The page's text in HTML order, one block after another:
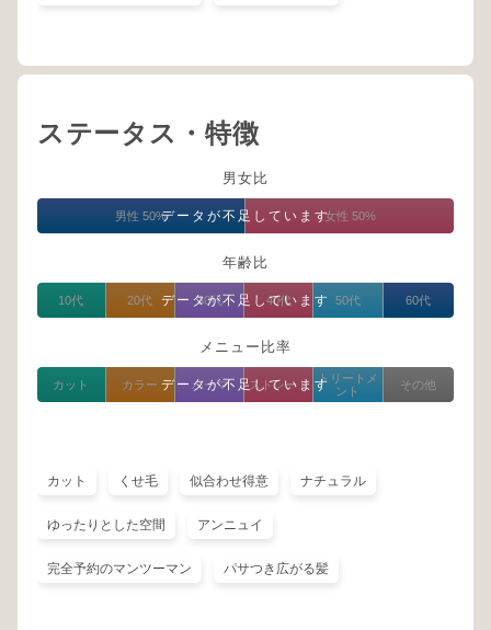
ステータス・特徴
男女比
データが不足しています
男性 50% 女性 50%
年齢比
データが不足しています
10代 20代 30代 40代 50代 60代
メニュー比率
データが不足しています
カット カラー パーマ ストレート
トリートメ
ント
その他
カット くせ毛 似合わせ得意 ナチュラル
ゆったりとした空間 アンニュイ
完全予約のマンツーマン パサつき広がる髪